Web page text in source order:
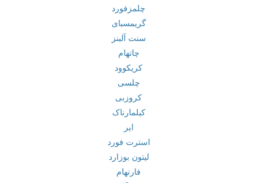
چلمزفورد
گریمسبای
سنت آلبنز
چاتهام
کریکوود
چلسی
کروزبی
کیلمارناک
ایر
استرت فورد
لیتون بوزارد
فارنهام